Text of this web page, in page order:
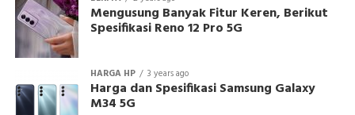
Mengusung Banyak Fitur Keren, Berikut
Spesifikasi Reno 12 Pro 5G
HARGA HP 3 years ago
Harga dan Spesifikasi Samsung Galaxy
M34 5G